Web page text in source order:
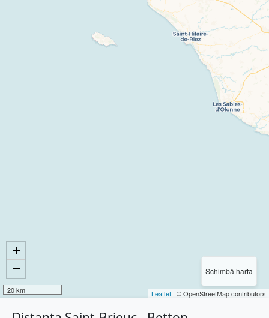
Schimbă harta
+
−
20 km Leaflet | © OpenStreetMap contributors